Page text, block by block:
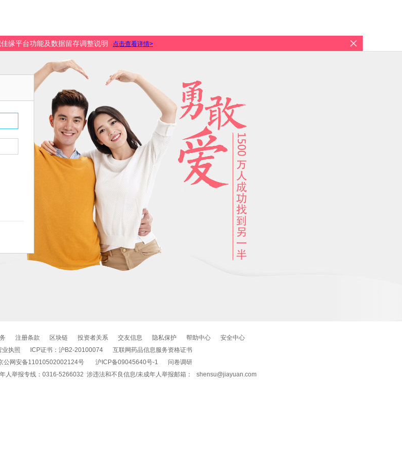
缘平台功能及数据留存调整说明 点击查看详情>
注册条款 区块链 投资者关系 交友信息 隐私保护 帮助中心
安全中心
业执照 ICP证书：沪B2-20100074
互联网药品信息服务资格证书
公网安备11010502002124号 沪ICP备09045640号-1
问卷调研
举报专线：0316-5266032 涉违法和不良信息/未成年人举报邮箱：
shensu@jiayuan.com